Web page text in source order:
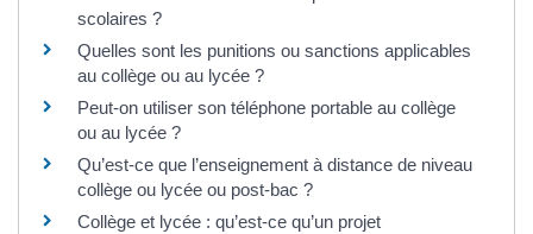
scolaires ?
Quelles sont les punitions ou sanctions applicables
au collège ou au lycée ?
Peut-on utiliser son téléphone portable au collège
ou au lycée ?
Qu’est-ce que l’enseignement à distance de niveau
collège ou lycée ou post-bac ?
Collège et lycée : qu’est-ce qu’un projet